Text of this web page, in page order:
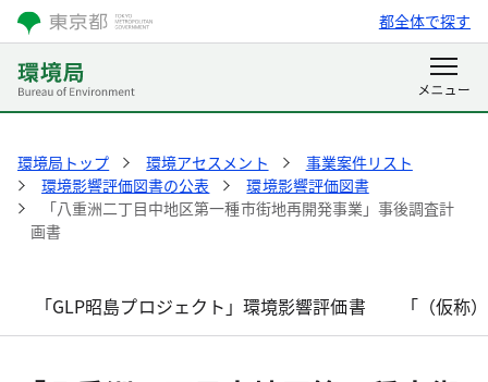
都全体で探す
環境局トップ 環境アセスメント
事業案件リスト
環境影響評価図書の公表
環境影響評価図書
「八重洲二丁目中地区第一種市街地再開発事業」事後調査計
画書
「GLP昭島プロジェクト」環境影響評価書 「（仮称